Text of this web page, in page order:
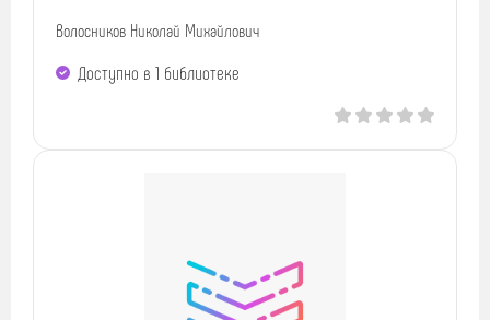
Волосников Николай Михайлович
Доступно в 1 библиотекe